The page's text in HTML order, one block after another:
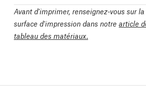
Avant d'imprimer, renseignez-vous sur
surface d'impression dans notre article
tableau des matériaux.